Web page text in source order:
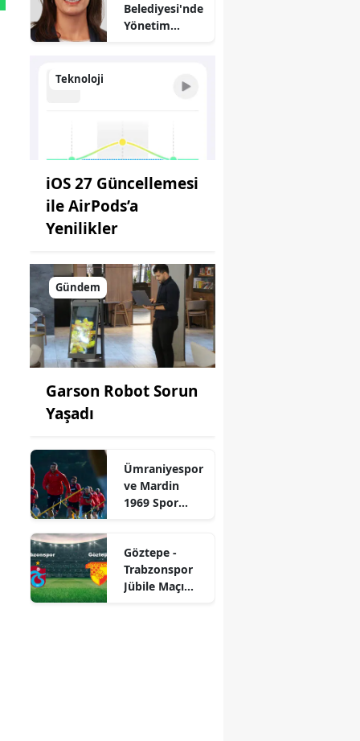
Belediyesi'nde
Yönetim
Teknoloji
iOS 27 Güncellemesi
ile AirPods’a
Yenilikler
Gündem
Garson Robot Sorun
Yaşadı
Ümraniyespor
ve Mardin
1969 Spor
Göztepe -
Trabzonspor
Jübile Maçı